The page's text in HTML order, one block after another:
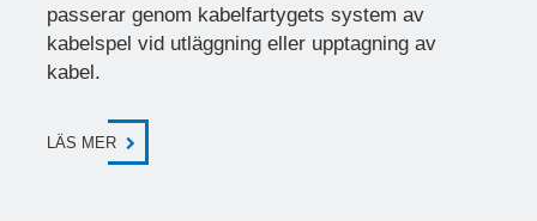
passerar genom kabelfartygets system av
kabelspel vid utläggning eller upptagning av
kabel.
LÄS MER